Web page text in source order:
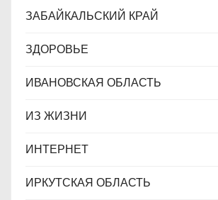
ЗАБАЙКАЛЬСКИЙ КРАЙ
ЗДОРОВЬЕ
ИВАНОВСКАЯ ОБЛАСТЬ
ИЗ ЖИЗНИ
ИНТЕРНЕТ
ИРКУТСКАЯ ОБЛАСТЬ